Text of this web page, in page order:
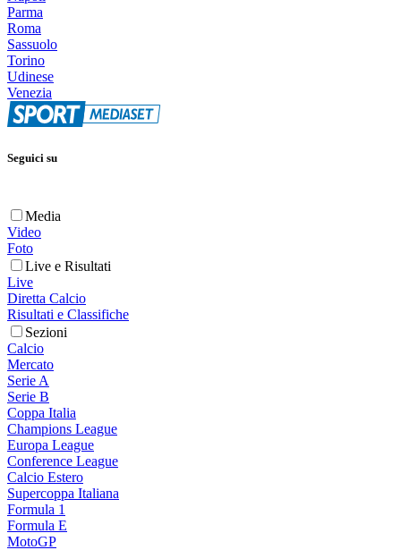
Parma
Roma
Sassuolo
Torino
Udinese
Venezia
Seguici su
Media
Video
Foto
Live e Risultati
Live
Diretta Calcio
Risultati e Classifiche
Sezioni
Calcio
Mercato
Serie A
Serie B
Coppa Italia
Champions League
Europa League
Conference League
Calcio Estero
Supercoppa Italiana
Formula 1
Formula E
MotoGP